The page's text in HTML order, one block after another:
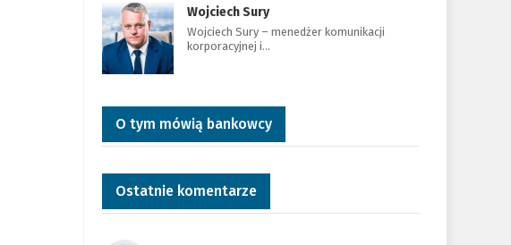
Wojciech Sury
Wojciech Sury – menedżer komunikacji
korporacyjnej i…
O tym mówią bankowcy
Ostatnie komentarze